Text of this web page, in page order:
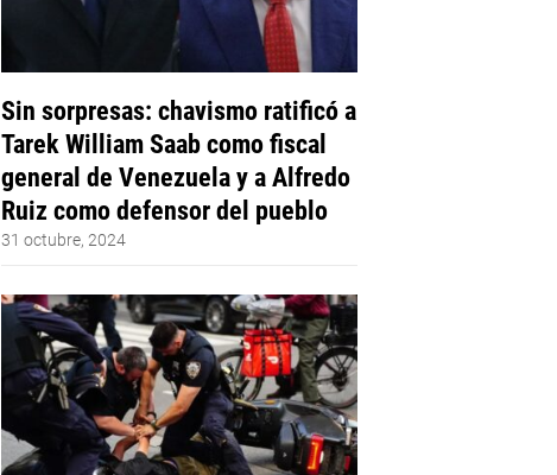
Sin sorpresas: chavismo ratificó a
Tarek William Saab como fiscal
general de Venezuela y a Alfredo
Ruiz como defensor del pueblo
31 octubre, 2024